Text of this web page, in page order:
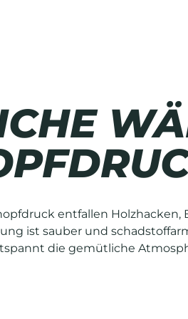
entfallen Holzhacken,
ist sauber und
die gemütliche